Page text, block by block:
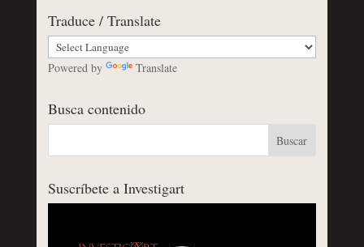
Traduce / Translate
Powered by Translate
Busca contenido
Suscríbete a Investigart